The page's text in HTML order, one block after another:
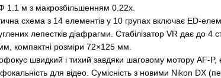
1.1 м з макрозбільшенням 0.22x.
схема з 14 елементів у 10 групах включає ED-
лепестків діафрагми. Стабілізатор VR дає до 4
компактні розміри 72×125 мм.
швидкий і тихий завдяки шаговому мотору AF-P,
для відео. Сумісність з новими Nikon DX